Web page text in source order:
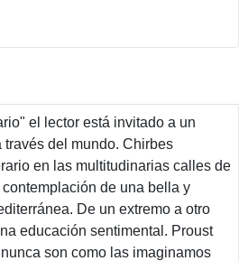
el lector está invitado a un
través del mundo. Chirbes
en las multitudinarias calles de
de una bella y
De un extremo a otro
educación sentimental. Proust
son como las imaginamos